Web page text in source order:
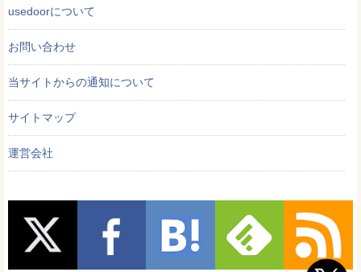
usedoorについて
お問い合わせ
当サイトからの通知について
サイトマップ
運営会社